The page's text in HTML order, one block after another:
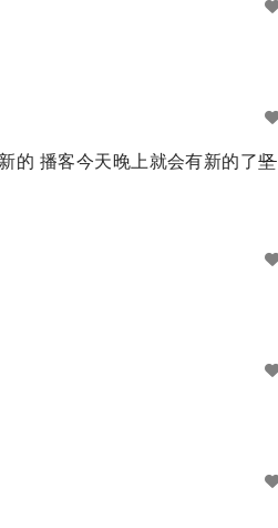
的 播客今天晚上就会有新的了坚